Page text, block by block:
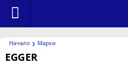
Начало Марки
EGGER